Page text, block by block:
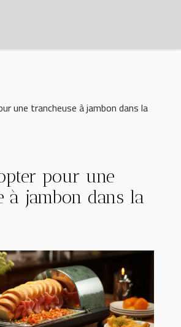
une trancheuse à jambon dans la
pour une
à jambon dans la